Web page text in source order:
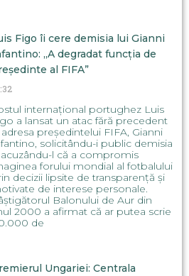
Figo îi cere demisia lui Gianni
„A degradat funcția de
al FIFA”
internațional portughez Luis
a lansat un atac fără precedent
adresa președintelui FIFA, Gianni
solicitându-i public demisia
l că a compromis
forului mondial al fotbalului
decizii lipsite de transparență și
de interese personale.
Balonului de Aur din
2000 a afirmat că ar putea scrie
de
Ungariei: Centrala